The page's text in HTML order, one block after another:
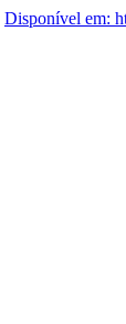
Disponível em: